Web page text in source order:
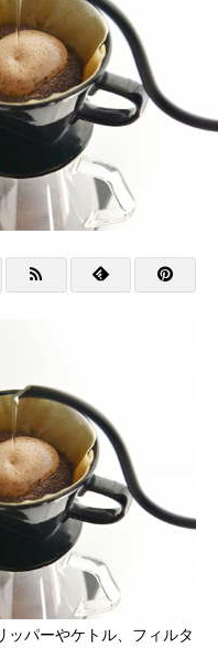
ッパーやケトル、フィルタ